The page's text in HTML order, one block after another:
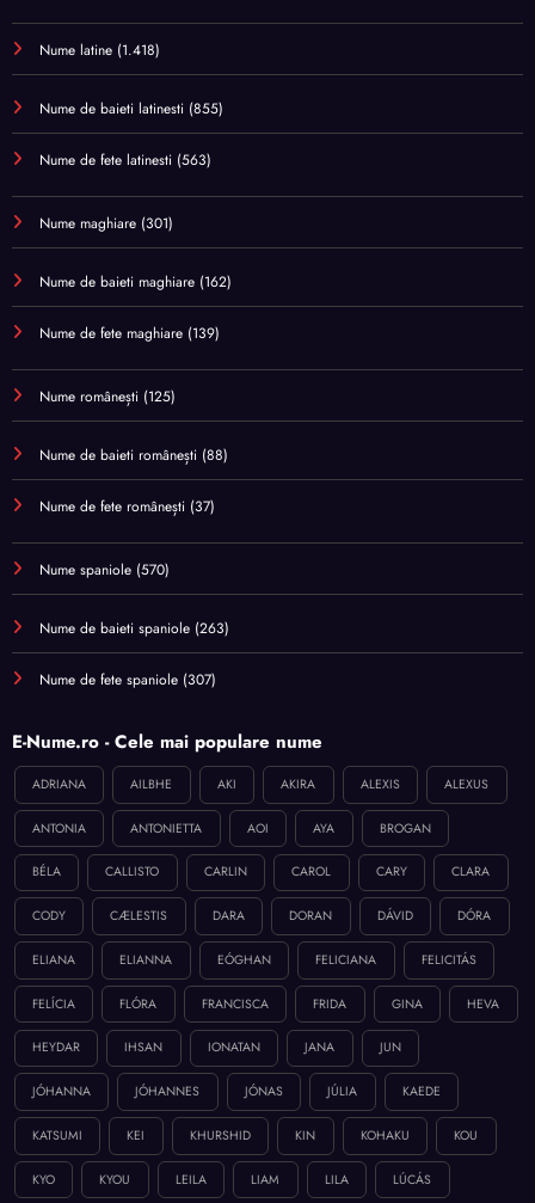
Nume latine (1.418)
Nume de baieti latinesti (855)
Nume de fete latinesti (563)
Nume maghiare (301)
Nume de baieti maghiare (162)
Nume de fete maghiare (139)
Nume românești (125)
Nume de baieti românești (88)
Nume de fete românești (37)
Nume spaniole (570)
Nume de baieti spaniole (263)
Nume de fete spaniole (307)
E-Nume.ro - Cele mai populare nume
ADRIANA AILBHE AKI AKIRA ALEXIS ALEXUS
ANTONIA ANTONIETTA AOI AYA BROGAN
BÉLA CALLISTO CARLIN CAROL CARY CLARA
CODY CÆLESTIS DARA DORAN DÁVID DÓRA
ELIANA ELIANNA EÓGHAN FELICIANA FELICITÁS
FELÍCIA FLÓRA FRANCISCA FRIDA GINA HEVA
HEYDAR IHSAN IONATAN JANA JUN
JÓHANNA JÓHANNES JÓNAS JÚLIA KAEDE
KATSUMI KEI KHURSHID KIN KOHAKU KOU
KYO KYOU LEILA LIAM LILA LÚCÁS